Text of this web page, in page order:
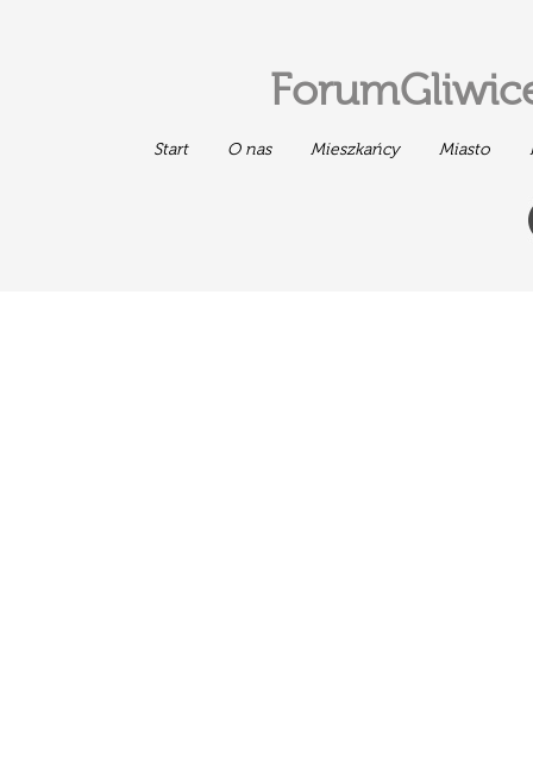
Start O nas Mieszkańcy Miasto